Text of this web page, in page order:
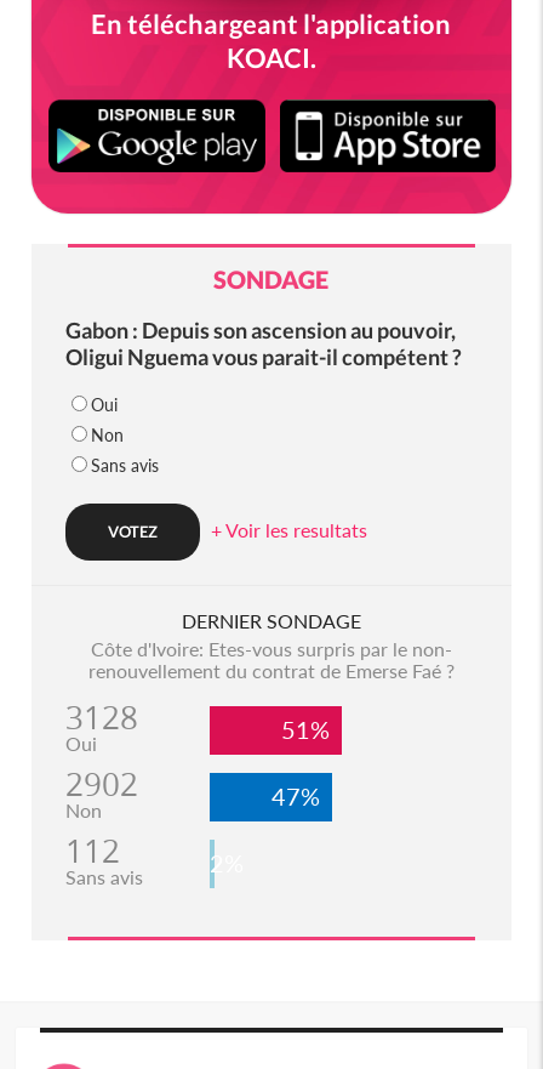
En téléchargeant l'application
KOACI.
SONDAGE
Gabon : Depuis son ascension au pouvoir,
Oligui Nguema vous parait-il compétent ?
Oui
Non
Sans avis
+ Voir les resultats
DERNIER SONDAGE
Côte d'Ivoire: Etes-vous surpris par le non-
renouvellement du contrat de Emerse Faé ?
3128
Oui 51%
2902
Non 47%
112
Sans avis 2%